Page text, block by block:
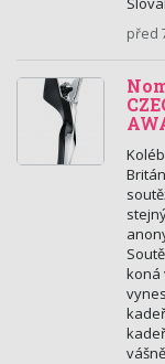
před
koná